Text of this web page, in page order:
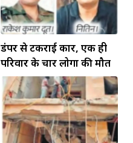
डंपर से टकराई कार, एक ही
परिवार के चार लोगों की मौत